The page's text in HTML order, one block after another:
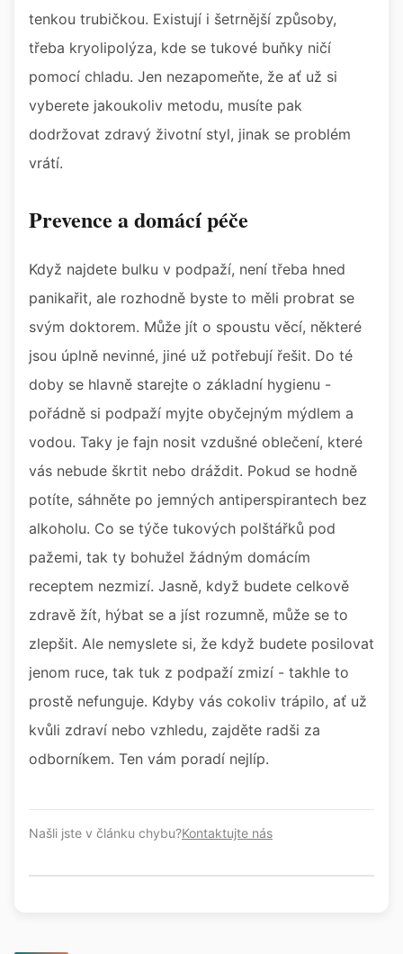
tenkou trubičkou. Existují i šetrnější způsoby,
třeba kryolipolýza, kde se tukové buňky ničí
pomocí chladu. Jen nezapomeňte, že ať už si
vyberete jakoukoliv metodu, musíte pak
dodržovat zdravý životní styl, jinak se problém
vrátí.
Prevence a domácí péče
Když najdete bulku v podpaží, není třeba hned
panikařit, ale rozhodně byste to měli probrat se
svým doktorem. Může jít o spoustu věcí, některé
jsou úplně nevinné, jiné už potřebují řešit. Do té
doby se hlavně starejte o základní hygienu -
pořádně si podpaží myjte obyčejným mýdlem a
vodou. Taky je fajn nosit vzdušné oblečení, které
vás nebude škrtit nebo dráždit. Pokud se hodně
potíte, sáhněte po jemných antiperspirantech bez
alkoholu. Co se týče tukových polštářků pod
pažemi, tak ty bohužel žádným domácím
receptem nezmizí. Jasně, když budete celkově
zdravě žít, hýbat se a jíst rozumně, může se to
zlepšit. Ale nemyslete si, že když budete posilovat
jenom ruce, tak tuk z podpaží zmizí - takhle to
prostě nefunguje. Kdyby vás cokoliv trápilo, ať už
kvůli zdraví nebo vzhledu, zajděte radši za
odborníkem. Ten vám poradí nejlíp.
Našli jste v článku chybu?Kontaktujte nás